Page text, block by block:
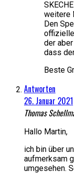
weitere
Den
der
dass
Beste
Antworten
26. Januar 2021
Thomas
Hallo Martin,
ich bin über
aufmerksam
umgesehen.